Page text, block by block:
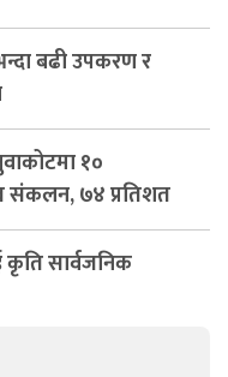
बढी उपकरण र
१०
संकलन, ७४ प्रतिशत
कृति सार्वजनिक